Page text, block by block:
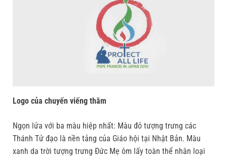
Logo của chuyến viếng thăm
Ngọn lửa với ba màu hiệp nhất: Màu đỏ tượng trưng các
Thánh Tử đạo là nền tảng của Giáo hội tại Nhật Bản. Màu
xanh da trời tượng trưng Đức Mẹ ôm lấy toàn thể nhân loại